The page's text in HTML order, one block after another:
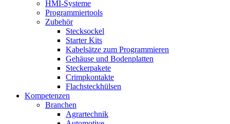
HMI-Systeme
Programmiertools
Zubehör
Stecksockel
Starter Kits
Kabelsätze zum Programmieren
Gehäuse und Bodenplatten
Steckerpakete
Crimpkontakte
Flachsteckhülsen
Kompetenzen
Branchen
Agrartechnik